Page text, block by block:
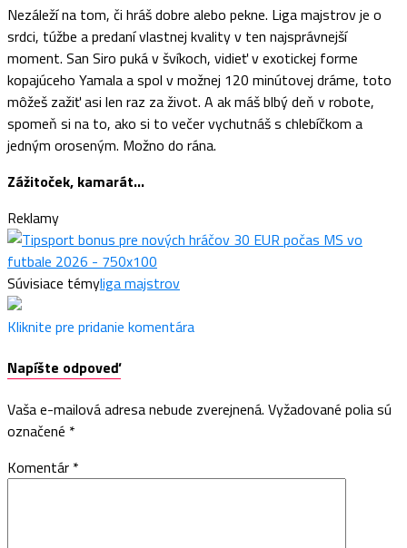
Nezáleží na tom, či hráš dobre alebo pekne. Liga majstrov je o
srdci, túžbe a predaní vlastnej kvality v ten najsprávnejší
moment. San Siro puká v švíkoch, vidieť v exotickej forme
kopajúceho Yamala a spol v možnej 120 minútovej dráme, toto
môžeš zažiť asi len raz za život. A ak máš blbý deň v robote,
spomeň si na to, ako si to večer vychutnáš s chlebíčkom a
jedným oroseným. Možno do rána.
Zážitoček, kamarát…
Reklamy
Súvisiace témyliga majstrov
Kliknite pre pridanie komentára
Napíšte odpoveď
Vaša e-mailová adresa nebude zverejnená. Vyžadované polia sú
označené *
Komentár *